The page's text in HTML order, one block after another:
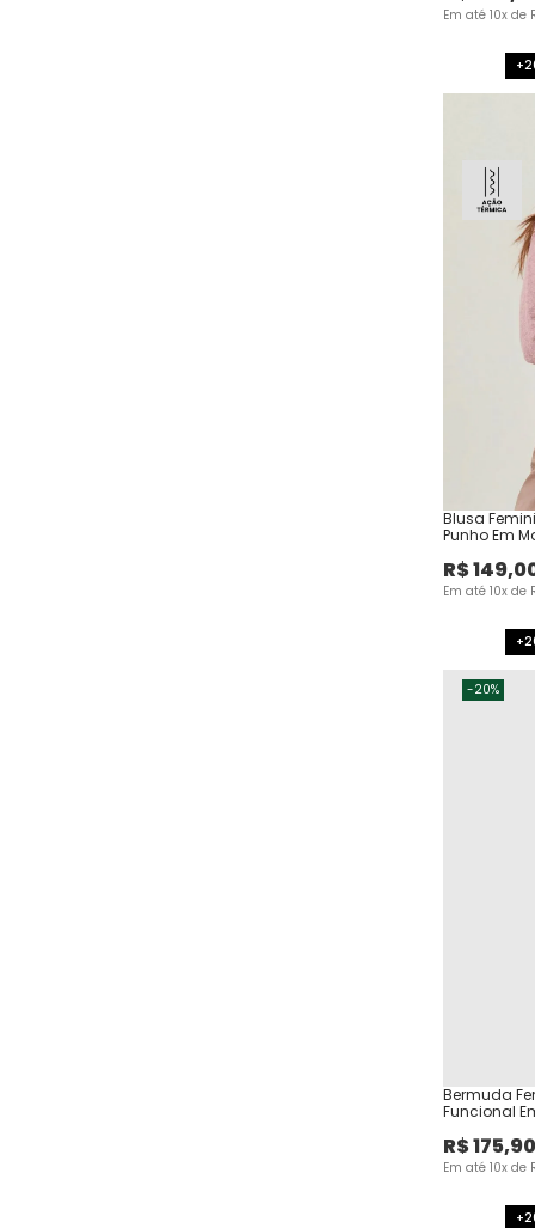
Em até 10x de
Blusa
Punho Em
R$149,
Em até 10x de
-20%
Bermuda
Funcional
R$175,90
Em até 10x de